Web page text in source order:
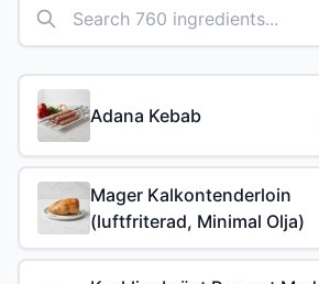
Adana Kebab
Mager Kalkontenderloin
(luftfriterad, Minimal Olja)